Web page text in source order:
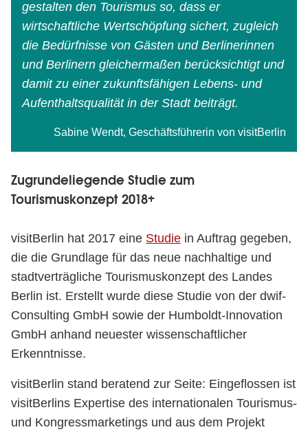
gestalten den Tourismus so, dass er
wirtschaftliche Wertschöpfung sichert, zugleich
die Bedürfnisse von Gästen und Berlinerinnen
und Berlinern gleichermaßen berücksichtigt und
damit zu einer zukunftsfähigen Lebens- und
Aufenthaltsqualität in der Stadt beiträgt.
Sabine Wendt, Geschäftsführerin von visitBerlin
Zugrundeliegende Studie zum
Tourismuskonzept 2018+
visitBerlin hat 2017 eine Studie in Auftrag gegeben,
die die Grundlage für das neue nachhaltige und
stadtverträgliche Tourismuskonzept des Landes
Berlin ist. Erstellt wurde diese Studie von der dwif-
Consulting GmbH sowie der Humboldt-Innovation
GmbH anhand neuester wissenschaftlicher
Erkenntnisse.
visitBerlin stand beratend zur Seite: Eingeflossen ist
visitBerlins Expertise des internationalen Tourismus-
und Kongressmarketings und aus dem Projekt